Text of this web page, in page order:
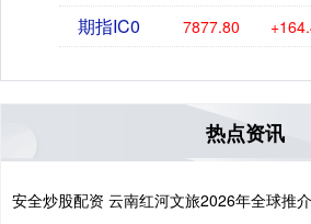
期指IC0 7877.80
热点资讯
安全炒股配资 云南红河文旅2026年全球推